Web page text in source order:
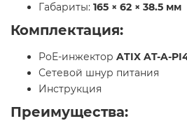
Габариты: 165 × 62 × 38.5 мм
Комплектация:
PoE-инжектор ATIX AT-A-
Сетевой шнур питания
Инструкция
Преимущества: